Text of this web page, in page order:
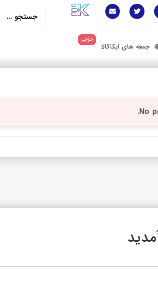
جمعه های ایکاکالا
حراجی
No